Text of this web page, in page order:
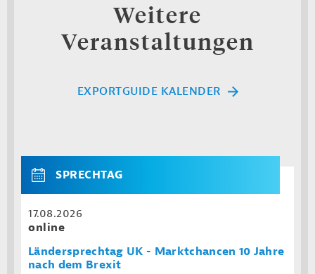
Weitere
Veranstaltungen
EXPORTGUIDE KALENDER
SPRECHTAG
17.08.2026
online
Ländersprechtag UK - Marktchancen 10 Jahre
nach dem Brexit